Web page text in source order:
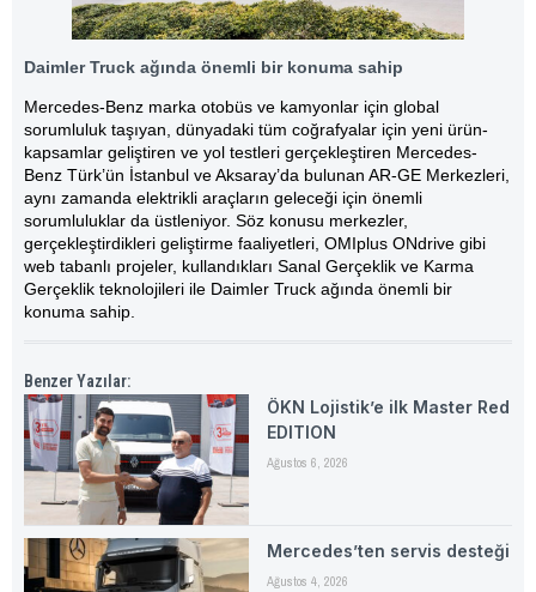
Daimler Truck ağında önemli bir konuma sahip
Mercedes-Benz marka otobüs ve kamyonlar için global
sorumluluk taşıyan, dünyadaki tüm coğrafyalar için yeni ürün-
kapsamlar geliştiren ve yol testleri gerçekleştiren Mercedes-
Benz Türk’ün İstanbul ve Aksaray’da bulunan AR-GE Merkezleri,
aynı zamanda elektrikli araçların geleceği için önemli
sorumluluklar da üstleniyor. Söz konusu merkezler,
gerçekleştirdikleri geliştirme faaliyetleri, OMIplus ONdrive gibi
web tabanlı projeler, kullandıkları Sanal Gerçeklik ve Karma
Gerçeklik teknolojileri ile Daimler Truck ağında önemli bir
konuma sahip.
Benzer Yazılar:
ÖKN Lojistik’e ilk Master Red
EDITION
Ağustos 6, 2026
Mercedes’ten servis desteği
Ağustos 4, 2026